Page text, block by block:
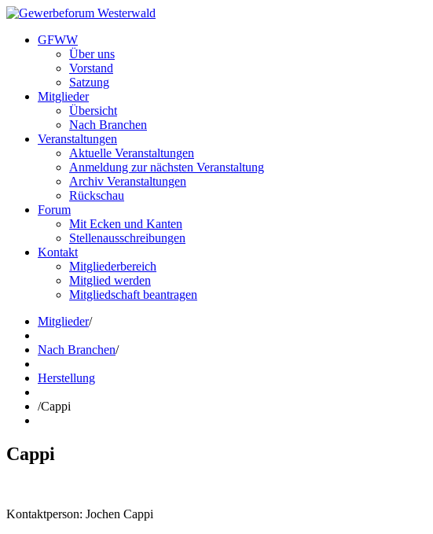
GFWW
Über uns
Vorstand
Satzung
Mitglieder
Übersicht
Nach Branchen
Veranstaltungen
Aktuelle Veranstaltungen
Anmeldung zur nächsten Veranstaltung
Archiv Veranstaltungen
Rückschau
Forum
Mit Ecken und Kanten
Stellenausschreibungen
Kontakt
Mitgliederbereich
Mitglied werden
Mitgliedschaft beantragen
Mitglieder/
Nach Branchen/
Herstellung
/Cappi
Cappi
Kontaktperson: Jochen Cappi